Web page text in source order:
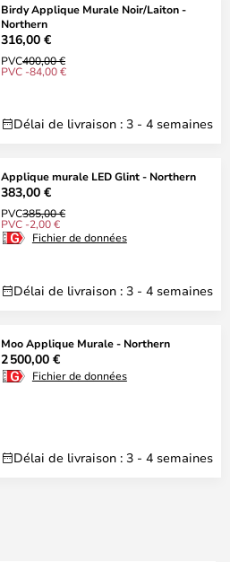
Birdy Applique Murale Noir/Laiton -
Northern
316,00 €
PVC400,00 €
PVC -84,00 €
Délai de livraison : 3 - 4 semaines
Applique murale LED Glint - Northern
383,00 €
PVC385,00 €
PVC -2,00 €
Fichier de données
Délai de livraison : 3 - 4 semaines
Moo Applique Murale - Northern
2 500,00 €
Fichier de données
Délai de livraison : 3 - 4 semaines